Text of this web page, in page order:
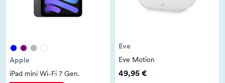
Apple
iPad mini Wi-Fi 7 Gen.
Eve
Eve Motion
49,95 €